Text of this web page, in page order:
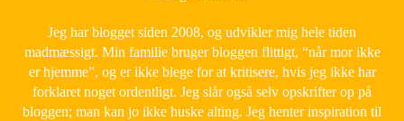
Jeg har blogget siden 2008, og udvikler mig hele tiden
madmæssigt. Min familie bruger bloggen flittigt, “når mor ikke
er hjemme”, og er ikke blege for at kritisere, hvis jeg ikke har
forklaret noget ordentligt. Jeg slår også selv opskrifter op på
bloggen; man kan jo ikke huske alting. Jeg henter inspiration til